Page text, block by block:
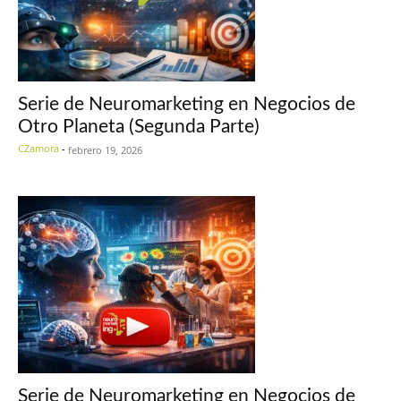
Serie de Neuromarketing en Negocios de
Otro Planeta (Segunda Parte)
CZamora - febrero 19, 2026
Serie de Neuromarketing en Negocios de